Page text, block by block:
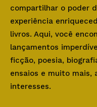
compartilhar o poder
experiência
livros. Aqui, você
lançamentos
ficção, poesia,
ensaios e muito mais,
interesses.